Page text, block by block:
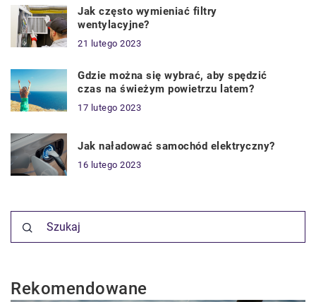
Jak często wymieniać filtry
wentylacyjne?
21 lutego 2023
Gdzie można się wybrać, aby spędzić
czas na świeżym powietrzu latem?
17 lutego 2023
Jak naładować samochód elektryczny?
16 lutego 2023
Rekomendowane